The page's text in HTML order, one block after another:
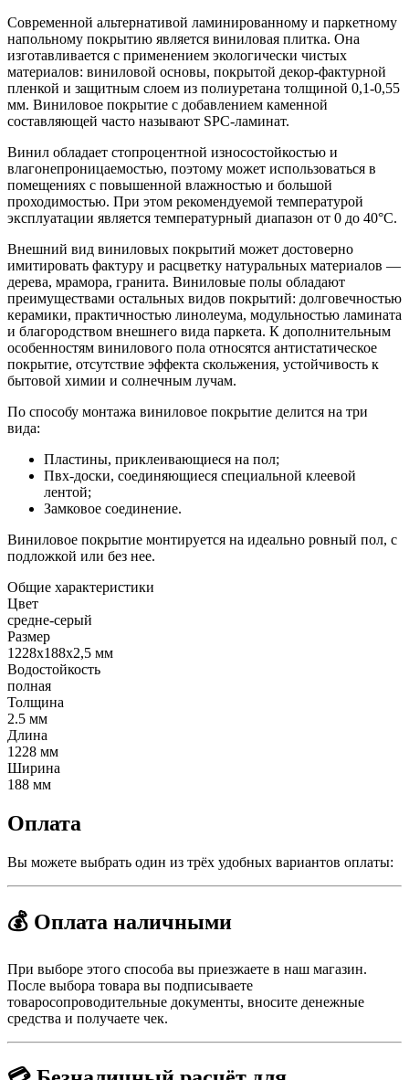
Современной альтернативой ламинированному и паркетному
напольному покрытию является виниловая плитка. Она
изготавливается с применением экологически чистых
материалов: виниловой основы, покрытой декор-фактурной
пленкой и защитным слоем из полиуретана толщиной 0,1-0,55
мм. Виниловое покрытие с добавлением каменной
составляющей часто называют SPC-ламинат.
Винил обладает стопроцентной износостойкостью и
влагонепроницаемостью, поэтому может использоваться в
помещениях с повышенной влажностью и большой
проходимостью. При этом рекомендуемой температурой
эксплуатации является температурный диапазон от 0 до 40°С.
Внешний вид виниловых покрытий может достоверно
имитировать фактуру и расцветку натуральных материалов —
дерева, мрамора, гранита. Виниловые полы обладают
преимуществами остальных видов покрытий: долговечностью
керамики, практичностью линолеума, модульностью ламината
и благородством внешнего вида паркета. К дополнительным
особенностям винилового пола относятся антистатическое
покрытие, отсутствие эффекта скольжения, устойчивость к
бытовой химии и солнечным лучам.
По способу монтажа виниловое покрытие делится на три
вида:
Пластины, приклеивающиеся на пол;
Пвх-доски, соединяющиеся специальной клеевой
лентой;
Замковое соединение.
Виниловое покрытие монтируется на идеально ровный пол, с
подложкой или без нее.
Общие характеристики
Цвет
средне-серый
Размер
1228х188х2,5 мм
Водостойкость
полная
Толщина
2.5 мм
Длина
1228 мм
Ширина
188 мм
Оплата
Вы можете выбрать один из трёх удобных вариантов оплаты:
💰 Оплата наличными
При выборе этого способа вы приезжаете в наш магазин.
После выбора товара вы подписываете
товаросопроводительные документы, вносите денежные
средства и получаете чек.